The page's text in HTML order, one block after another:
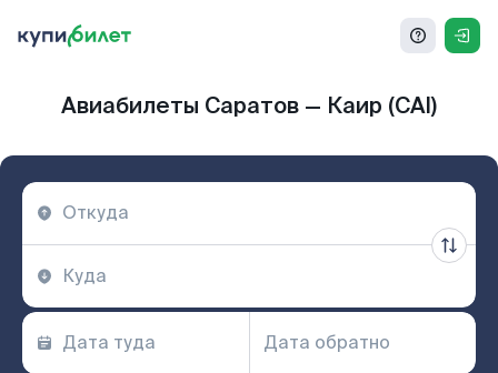
Авиабилеты Саратов — Каир (CAI)